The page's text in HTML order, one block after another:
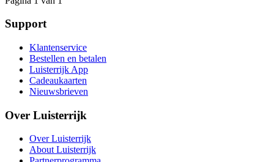
Support
Klantenservice
Bestellen en betalen
Luisterrijk App
Cadeaukaarten
Nieuwsbrieven
Over Luisterrijk
Over Luisterrijk
About Luisterrijk